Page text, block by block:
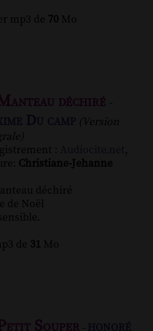
mp3 de 70 Mo
déchiré -
(Version
:
,
Christiane-Jehanne
déchiré
de Noël
de 31 Mo
Souper -